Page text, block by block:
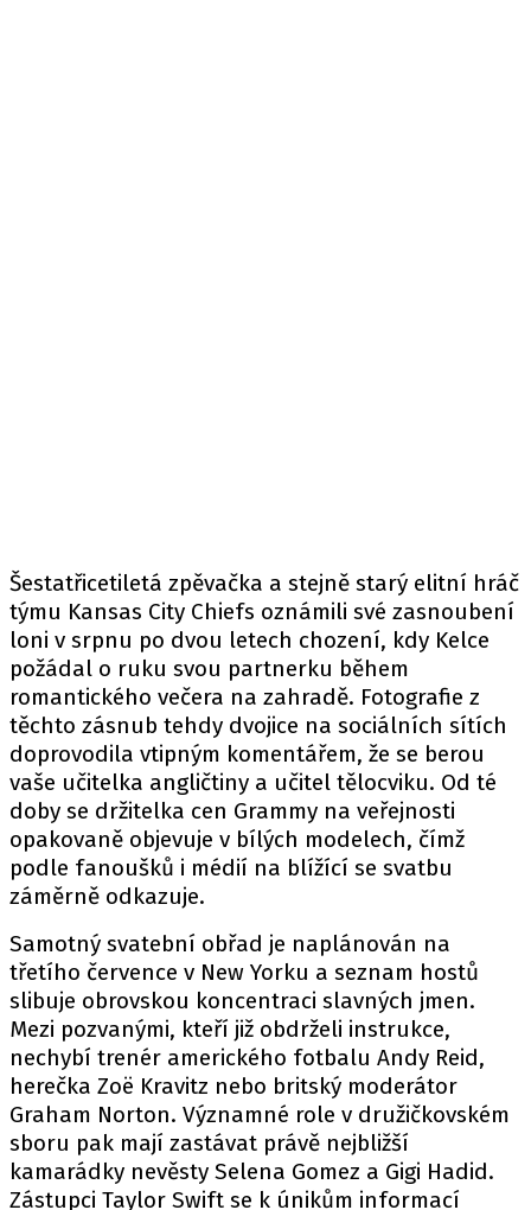
Šestatřicetiletá zpěvačka a stejně starý elitní hráč
týmu Kansas City Chiefs oznámili své zasnoubení
loni v srpnu po dvou letech chození, kdy Kelce
požádal o ruku svou partnerku během
romantického večera na zahradě. Fotografie z
těchto zásnub tehdy dvojice na sociálních sítích
doprovodila vtipným komentářem, že se berou
vaše učitelka angličtiny a učitel tělocviku. Od té
doby se držitelka cen Grammy na veřejnosti
opakovaně objevuje v bílých modelech, čímž
podle fanoušků i médií na blížící se svatbu
záměrně odkazuje.
Samotný svatební obřad je naplánován na
třetího července v New Yorku a seznam hostů
slibuje obrovskou koncentraci slavných jmen.
Mezi pozvanými, kteří již obdrželi instrukce,
nechybí trenér amerického fotbalu Andy Reid,
herečka Zoë Kravitz nebo britský moderátor
Graham Norton. Významné role v družičkovském
sboru pak mají zastávat právě nejbližší
kamarádky nevěsty Selena Gomez a Gigi Hadid.
Zástupci Taylor Swift se k únikům informací